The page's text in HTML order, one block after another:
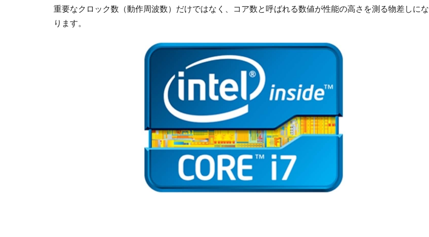
重要なクロック数（動作周波数）だけではなく、コア数と呼ばれる数値が性能の高さを測る物差しにな
ります。